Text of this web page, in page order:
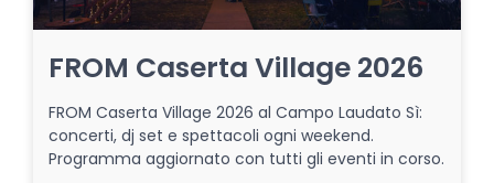
FROM Caserta Village 2026
FROM Caserta Village 2026 al Campo Laudato Sì:
concerti, dj set e spettacoli ogni weekend.
Programma aggiornato con tutti gli eventi in corso.